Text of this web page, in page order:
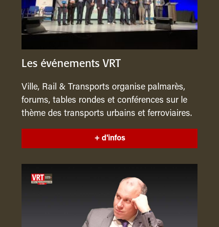
Les événements VRT
Ville, Rail & Transports organise palmarès,
forums, tables rondes et conférences sur le
thème des transports urbains et ferroviaires.
+ d'infos